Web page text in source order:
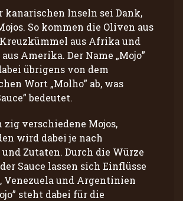
kanarischen Inseln sei Dank,
So kommen die Oliven aus
Kreuzkümmel aus Afrika und
Amerika. Der Name „Mojo”
übrigens von dem
Wort „Molho” ab, was
bedeutet.
zig verschiedene Mojos,
wird dabei je nach
und Zutaten. Durch die Würze
Sauce lassen sich Einflüsse
Venezuela und Argentinien
steht dabei für die